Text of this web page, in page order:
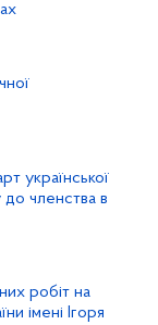
української
до членства в
робіт на
імені Ігоря